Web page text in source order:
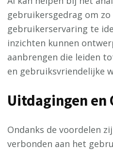
gebruikersgedrag om
gebruikerservaring te
inzichten kunnen
aanbrengen die leiden
en gebruiksvriendelijke
Uitdagingen en
Ondanks de voordelen
verbonden aan het